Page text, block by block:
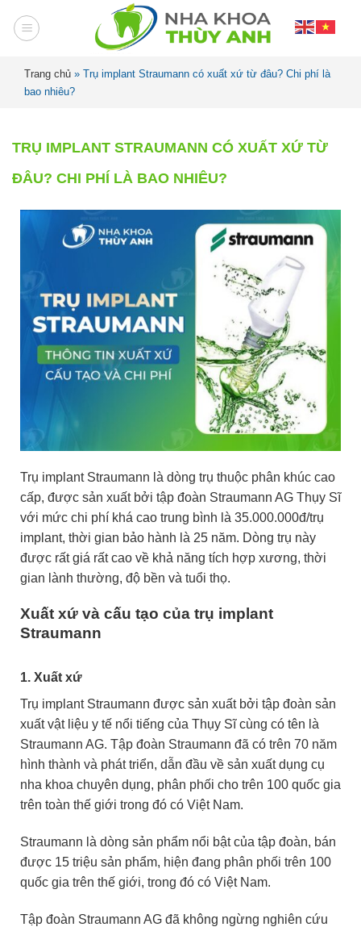
Trang chủ » Trụ implant Straumann có xuất xứ từ đâu? Chi phí là
bao nhiêu?
TRỤ IMPLANT STRAUMANN CÓ XUẤT XỨ TỪ
ĐÂU? CHI PHÍ LÀ BAO NHIÊU?
Trụ implant Straumann là dòng trụ thuộc phân khúc cao
cấp, được sản xuất bởi tập đoàn Straumann AG Thụy Sĩ
với mức chi phí khá cao trung bình là 35.000.000đ/trụ
implant, thời gian bảo hành là 25 năm. Dòng trụ này
được rất giá rất cao về khả năng tích hợp xương, thời
gian lành thường, độ bền và tuổi thọ.
Xuất xứ và cấu tạo của trụ implant
Straumann
1. Xuất xứ
Trụ implant Straumann được sản xuất bởi tập đoàn sản
xuất vật liệu y tế nổi tiếng của Thụy Sĩ cùng có tên là
Straumann AG. Tập đoàn Straumann đã có trên 70 năm
hình thành và phát triển, dẫn đầu về sản xuất dụng cụ
nha khoa chuyên dụng, phân phối cho trên 100 quốc gia
trên toàn thế giới trong đó có Việt Nam.
Straumann là dòng sản phẩm nổi bật của tập đoàn, bán
được 15 triệu sản phẩm, hiện đang phân phối trên 100
quốc gia trên thế giới, trong đó có Việt Nam.
Tập đoàn Straumann AG đã không ngừng nghiên cứu